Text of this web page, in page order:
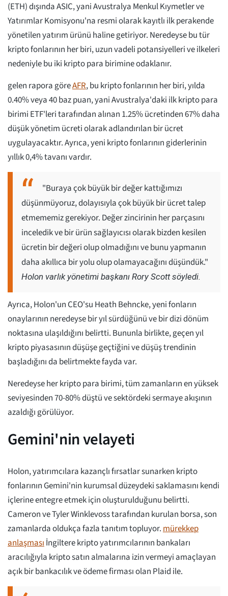
(ETH) dışında ASIC, yani Avustralya Menkul Kıymetler ve
Yatırımlar Komisyonu'na resmi olarak kayıtlı ilk perakende
yönetilen yatırım ürünü haline getiriyor. Neredeyse bu tür
kripto fonlarının her biri, uzun vadeli potansiyelleri ve ilkeleri
nedeniyle bu iki kripto para birimine odaklanır.
gelen rapora göreAFR, bu kripto fonlarının her biri, yılda
0.40% veya 40 baz puan, yani Avustralya'daki ilk kripto para
birimi ETF'leri tarafından alınan 1.25% ücretinden 67% daha
düşük yönetim ücreti olarak adlandırılan bir ücret
uygulayacaktır. Ayrıca, yeni kripto fonlarının giderlerinin
yıllık 0,4% tavanı vardır.
"Buraya çok büyük bir değer kattığımızı
düşünmüyoruz, dolayısıyla çok büyük bir ücret talep
etmememiz gerekiyor. Değer zincirinin her parçasını
inceledik ve bir ürün sağlayıcısı olarak bizden kesilen
ücretin bir değeri olup olmadığını ve bunu yapmanın
daha akıllıca bir yolu olup olamayacağını düşündük."
Holon varlık yönetimi başkanı Rory Scott söyledi.
Ayrıca, Holon'un CEO'su Heath Behncke, yeni fonların
onaylarının neredeyse bir yıl sürdüğünü ve bir dizi dönüm
noktasına ulaşıldığını belirtti. Bununla birlikte, geçen yıl
kripto piyasasının düşüşe geçtiğini ve düşüş trendinin
başladığını da belirtmekte fayda var.
Neredeyse her kripto para birimi, tüm zamanların en yüksek
seviyesinden 70-80% düştü ve sektördeki sermaye akışının
azaldığı görülüyor.
Gemini'nin velayeti
Holon, yatırımcılara kazançlı fırsatlar sunarken kripto
fonlarının Gemini'nin kurumsal düzeydeki saklamasını kendi
içlerine entegre etmek için oluşturulduğunu belirtti.
Cameron ve Tyler Winklevoss tarafından kurulan borsa, son
zamanlarda oldukça fazla tanıtım topluyor.mürekkep
anlaşmasıİngiltere kripto yatırımcılarının bankaları
aracılığıyla kripto satın almalarına izin vermeyi amaçlayan
açık bir bankacılık ve ödeme firması olan Plaid ile.